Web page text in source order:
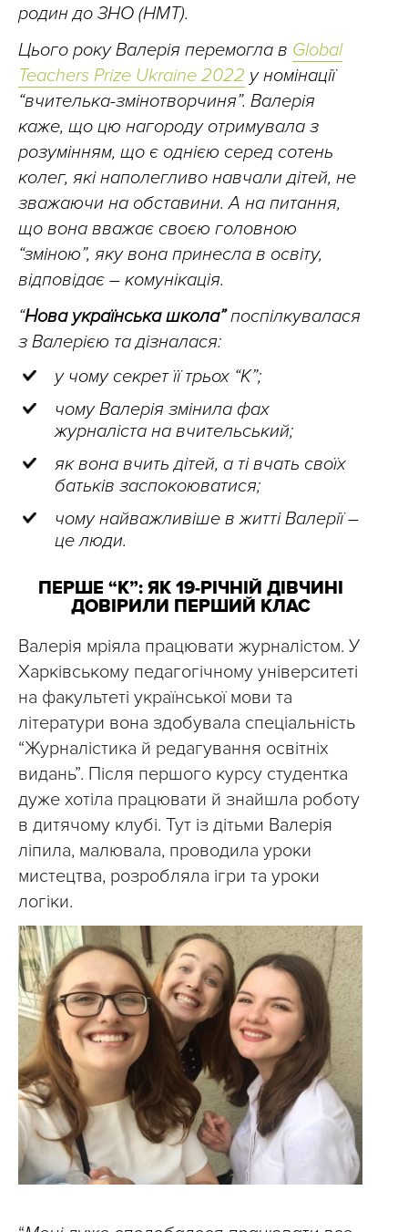
родин до ЗНО (НМТ).
Цього року Валерія перемогла в Global
Teachers Prize Ukraine 2022 у номінації
“вчителька-змінотворчиня”. Валерія
каже, що цю нагороду отримувала з
розумінням, що є однією серед сотень
колег, які наполегливо навчали дітей, не
зважаючи на обставини. А на питання,
що вона вважає своєю головною
“зміною”, яку вона принесла в освіту,
відповідає – комунікація.
“Нова українська школа”поспілкувалася
з Валерією та дізналася:
у чому секрет її трьох “К”;
чому Валерія змінила фах
журналіста на вчительський;
як вона вчить дітей, а ті вчать своїх
батьків заспокоюватися;
чому найважливіше в житті Валерії –
це люди.
ПЕРШЕ “К”: ЯК 19-РІЧНІЙ ДІВЧИНІ
ДОВІРИЛИ ПЕРШИЙ КЛАС
Валерія мріяла працювати журналістом. У
Харківському педагогічному університеті
на факультеті української мови та
літератури вона здобувала спеціальність
“Журналістика й редагування освітніх
видань”. Після першого курсу студентка
дуже хотіла працювати й знайшла роботу
в дитячому клубі. Тут із дітьми Валерія
ліпила, малювала, проводила уроки
мистецтва, розробляла ігри та уроки
логіки.